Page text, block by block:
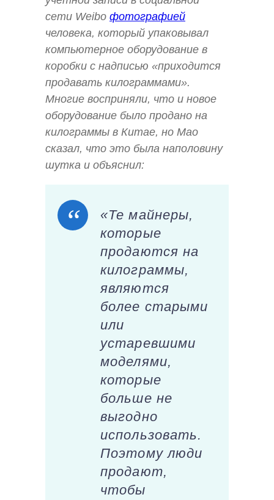
сети Weibo фотографией
человека, который упаковывал
компьютерное оборудование в
коробки с надписью «приходится
продавать килограммами».
Многие восприняли, что и новое
оборудование было продано на
килограммы в Китае, но Мао
сказал, что это была наполовину
шутка и объяснил:
«Те майнеры,
которые
продаются на
килограммы,
являются
более старыми
или
устаревшими
моделями,
которые
больше не
выгодно
использовать.
Поэтому люди
продают,
чтобы